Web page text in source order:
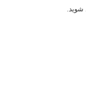
شوید.